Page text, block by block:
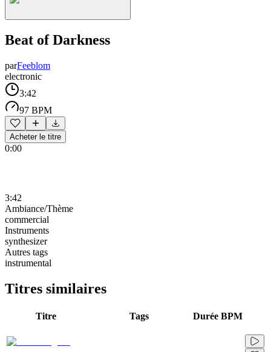
Beat of Darkness
parFeeblom
electronic
3:42
97 BPM
Acheter le titre
0:00
3:42
Ambiance/Thème
commercial
Instruments
synthesizer
Autres tags
instrumental
Titres similaires
Titre Tags Durée BPM